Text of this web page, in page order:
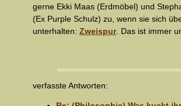
gerne Ekki Maas (Erdmöbel) und
(Ex Purple Schulz) zu, wenn sie sich
unterhalten: Zweispur. Das ist immer
verfasste Antworten: